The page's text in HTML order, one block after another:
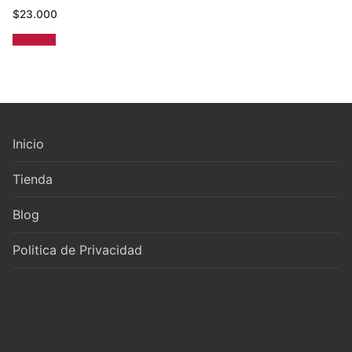
$23.000
Inicio
Tienda
Blog
Politica de Privacidad